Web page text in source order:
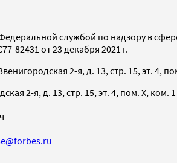
службой по надзору в
82431 от 23 декабря 2021 г.
2-я, д. 13, стр. 15, эт. 4,
2-я, д. 13, стр. 15, эт. 4, пом. X, ком. 1